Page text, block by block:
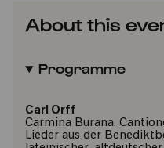
About this
Programme
Carl Orff
Carmina Burana.
Lieder aus der